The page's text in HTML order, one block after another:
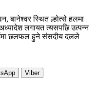
बानेश्वर स्थित ल्होत्से हलमा
लगायत त्यसपछि उत्पन्न
छलफल हुने संसदीय दलले
Viber